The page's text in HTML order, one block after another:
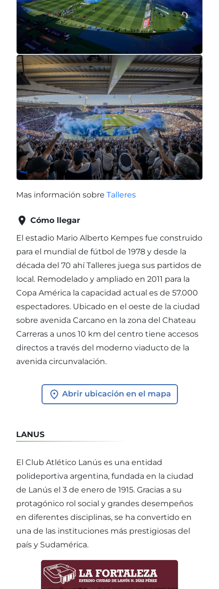
Mas información sobre Talleres
 Cómo llegar
El estadio Mario Alberto Kempes fue construido
para el mundial de fútbol de 1978 y desde la
década del 70 ahí Talleres juega sus partidos de
local. Remodelado y ampliado en 2011 para la
Copa América la capacidad actual es de 57.000
espectadores. Ubicado en el oeste de la ciudad
sobre avenida Carcano en la zona del Chateau
Carreras a unos 10 km del centro tiene accesos
directos a través del moderno viaducto de la
avenida circunvalación.
Abrir ubicación en el mapa
LANUS
El Club Atlético Lanús es una entidad
polideportiva argentina, fundada en la ciudad
de Lanús el 3 de enero de 1915. Gracias a su
protagónico rol social y grandes desempeños
en diferentes disciplinas, se ha convertido en
una de las instituciones más prestigiosas del
país y Sudamérica.